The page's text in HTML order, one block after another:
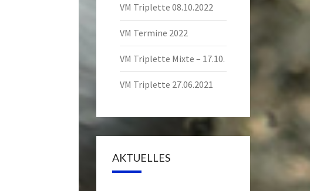
VM Triplette 08.10.2022
VM Termine 2022
VM Triplette Mixte – 17.10.
VM Triplette 27.06.2021
AKTUELLES